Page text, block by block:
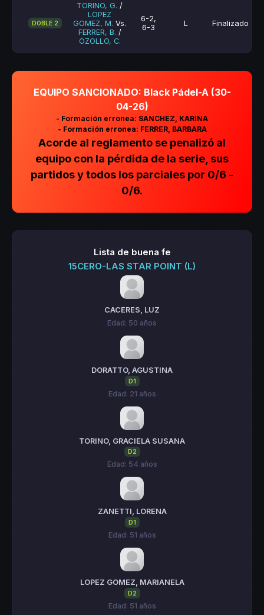
DOBLE 2
TORINO, G. /
LOPEZ
GOMEZ, M. Vs.
FERRER, B. /
OZOLLO, C.
6-2,
6-3
L Finalizado
EQUIPO SANCIONADO: Black Pádel-A (30-
04-26)
- Formación erronea: SANCHEZ, KARINA
- Formación erronea: FERRER, BARBARA
Acorde al reglamento se penalizó al
equipo con la pérdida de la serie, sus
partidos y todos los parciales por 0/6 -
0/6.
Lista de buena fe
15CERO-LAS STAR POINT (L)
CACERES, LUZ
Edad: 50 años
DORATTO, AGUSTINA
D1
Edad: 21 años
TORINO, GRACIELA SUSANA
D2
Edad: 54 años
ZANETTI, LORENA
D1
Edad: 51 años
LOPEZ GOMEZ, MARIANELA
D2
Edad: 51 años